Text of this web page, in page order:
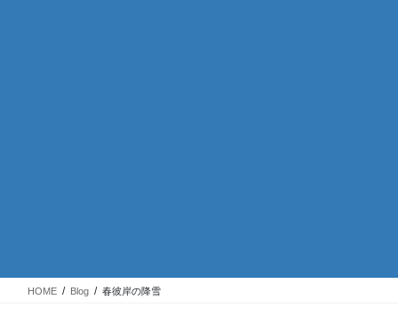
HOME Blog 春彼岸の降雪